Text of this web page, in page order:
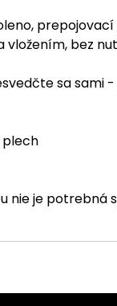
bez
sa sami
plech
nie je potrebná